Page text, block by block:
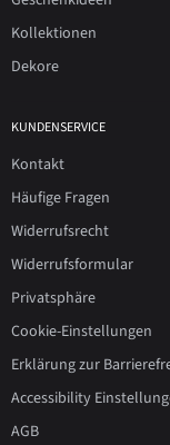
Kollektionen
Dekore
KUNDENSERVICE
Kontakt
Häufige Fragen
Widerrufsrecht
Widerrufsformular
Privatsphäre
Cookie-Einstellungen
Erklärung zur
Accessibility
AGB